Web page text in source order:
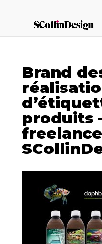
Brand
produits
freelance